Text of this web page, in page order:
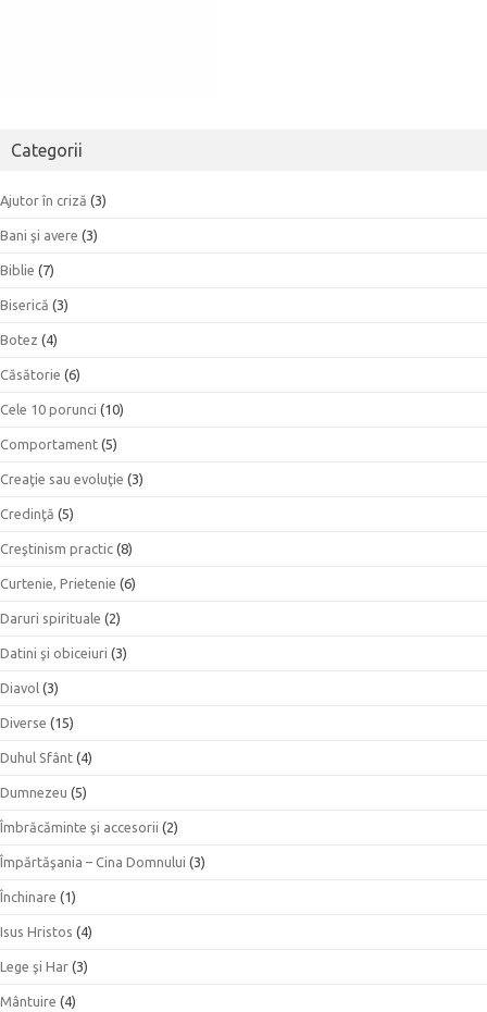
Categorii
Ajutor în criză (3)
Bani şi avere (3)
Biblie (7)
Biserică (3)
Botez (4)
Căsătorie (6)
Cele 10 porunci (10)
Comportament (5)
Creaţie sau evoluţie (3)
Credinţă (5)
Creştinism practic (8)
Curtenie, Prietenie (6)
Daruri spirituale (2)
Datini şi obiceiuri (3)
Diavol (3)
Diverse (15)
Duhul Sfânt (4)
Dumnezeu (5)
Îmbrăcăminte şi accesorii (2)
Împărtăşania – Cina Domnului (3)
Închinare (1)
Isus Hristos (4)
Lege şi Har (3)
Mântuire (4)